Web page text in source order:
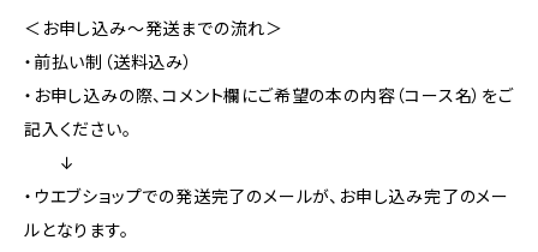
＜お申し込み〜発送までの流れ＞
・前払い制（送料込み）
・お申し込みの際、コメント欄にご希望の本の内容（コース名）をご
記入ください。
↓
・ウエブショップでの発送完了のメールが、お申し込み完了のメー
ルとなります。